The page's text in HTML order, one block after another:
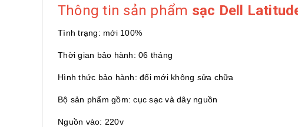
Thông tin sản phẩm sạc Dell
Tình trạng: mới 100%
Thời gian bảo hành: 06 tháng
Hình thức bảo hành: đổi mới không sửa chữa
Bộ sản phẩm gồm: cục sạc và dây nguồn
Nguồn vào: 220v